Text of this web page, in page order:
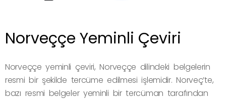
Norveççe Yeminli Çeviri
Norveççe yeminli çeviri, Norveççe dilindeki belgelerin
resmi bir şekilde tercüme edilmesi işlemidir. Norveç’te,
bazı resmi belgeler yeminli bir tercüman tarafından